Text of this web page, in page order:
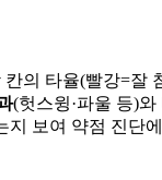
칸의 타율(빨강=잘
(헛스윙·파울 등)와
지 보여 약점 진단